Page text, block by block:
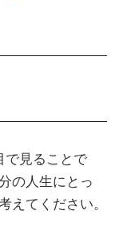
で見ることで
の人生にとっ
えてください。